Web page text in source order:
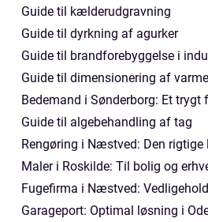
Guide til kælderudgravning
Guide til dyrkning af agurker
Guide til brandforebyggelse i
Guide til dimensionering af
Bedemand i Sønderborg: Et trygt
Guide til algebehandling af tag
Rengøring i Næstved: Den rigtige
Maler i Roskilde: Til bolig og
Fugefirma i Næstved:
Garageport: Optimal løsning i